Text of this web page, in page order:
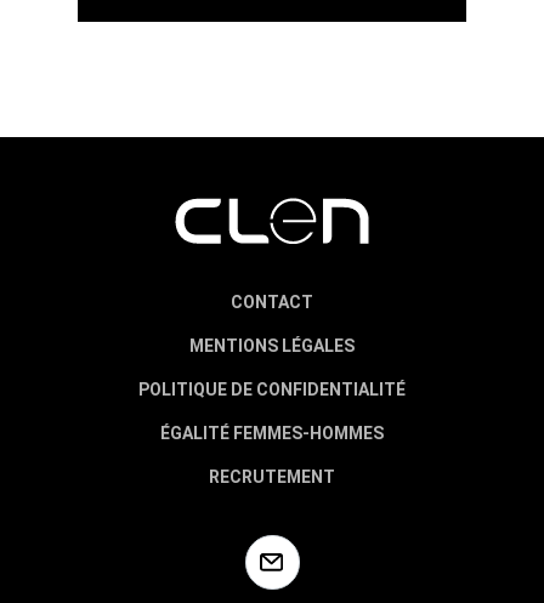
CONTACT
MENTIONS LÉGALES
POLITIQUE DE CONFIDENTIALITÉ
ÉGALITÉ FEMMES-HOMMES
RECRUTEMENT